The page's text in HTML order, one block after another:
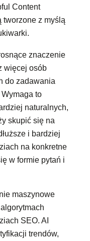
Content
tworzone z myślą
znaczenie
więcej osób
do zadawania
to
naturalnych,
skupić się na
i bardziej
na konkretne
w formie pytań i
maszynowe
SEO. AI
trendów,